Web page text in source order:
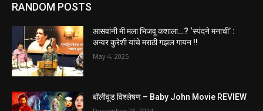
RANDOM POSTS
आसवांनी मी मला भिजवू कशाला…? ‌‘स्पंदने मनाची‌’ :
अन्वर कुरेशी यांचे मराठी गझल गायन !!
May 4, 2025
बॉलीवूड विश्लेषण – Baby John Movie REVIEW